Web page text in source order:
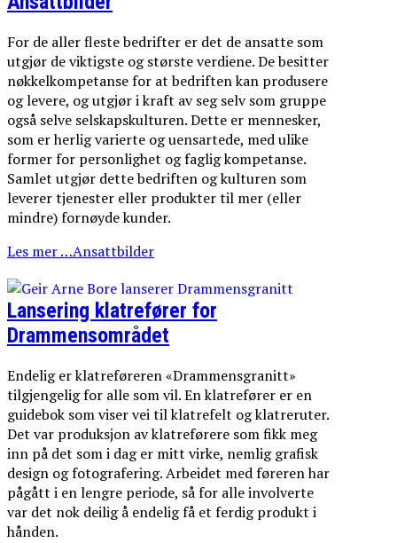
For de aller fleste bedrifter er det de ansatte som
utgjør de viktigste og største verdiene. De besitter
nøkkelkompetanse for at bedriften kan produsere
og levere, og utgjør i kraft av seg selv som gruppe
også selve selskapskulturen. Dette er mennesker,
som er herlig varierte og uensartede, med ulike
former for personlighet og faglig kompetanse.
Samlet utgjør dette bedriften og kulturen som
leverer tjenester eller produkter til mer (eller
mindre) fornøyde kunder.
Les mer …Ansattbilder
Lansering klatrefører for
Drammensområdet
Endelig er klatreføreren «Drammensgranitt»
tilgjengelig for alle som vil. En klatrefører er en
guidebok som viser vei til klatrefelt og klatreruter.
Det var produksjon av klatreførere som fikk meg
inn på det som i dag er mitt virke, nemlig grafisk
design og fotografering. Arbeidet med føreren har
pågått i en lengre periode, så for alle involverte
var det nok deilig å endelig få et ferdig produkt i
hånden.